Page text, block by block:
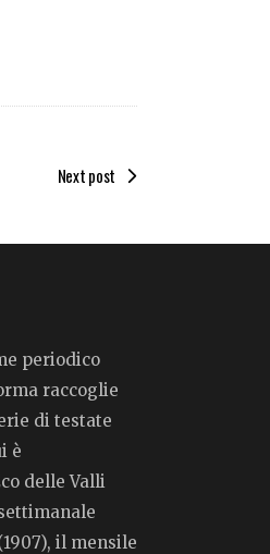
Next post
periodico
raccoglie
di testate
è
delle Valli
il mensile